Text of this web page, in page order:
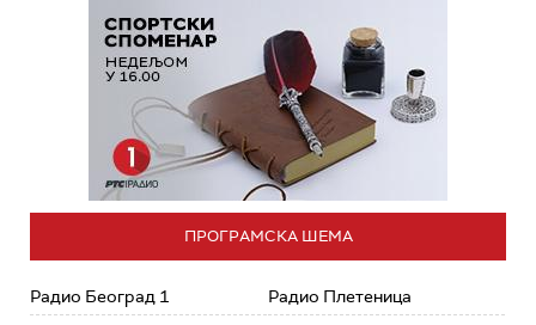
ПРОГРАМСКА ШЕМА
Радио Београд 1 Радио Плетеница